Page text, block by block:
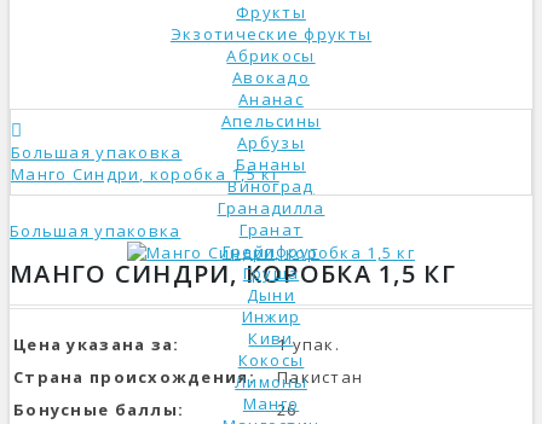
Фрукты
Экзотические фрукты
Абрикосы
Авокадо
Ананас
Апельсины
Арбузы
Бананы
Виноград
Гранадилла
Гранат
Грейпфрут
Груша
Дыни
Инжир
Киви
Кокосы
Лимоны
Манго
Большая упаковка
Манго Синдри, коробка 1,5 кг
Большая упаковка
МАНГО СИНДРИ, КОРОБКА 1,5 КГ
Цена указана за:
1 упак.
Страна происхождения:
Пакистан
Бонусные баллы:
26